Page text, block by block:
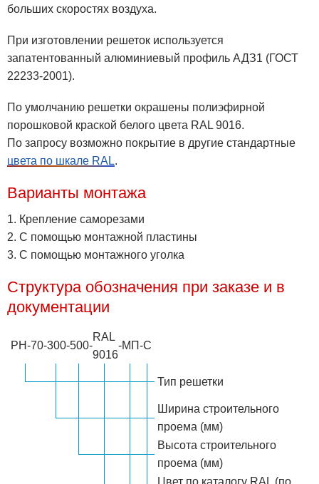
больших скоростях воздуха.
При изготовлении решеток используется
запатентованный алюминиевый профиль АДЗ1 (ГОСТ
22233-2001).
По умолчанию решетки окрашены полиэфирной
порошковой краской белого цвета RAL 9016.
По запросу возможно покрытие в другие стандартные
цвета по шкале RAL.
Варианты монтажа
1. Крепление саморезами
2. С помощью монтажной пластины
3. С помощью монтажного уголка
Структура обозначения при заказе и в
документации
РН-70-300-500-
RAL
9016
-МП-С
Тип решетки
Ширина строительного
проема (мм)
Высота строительного
проема (мм)